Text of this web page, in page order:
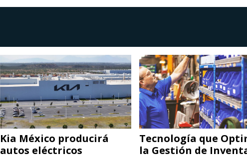
Kia México producirá
autos eléctricos
Tecnología que
la Gestión de